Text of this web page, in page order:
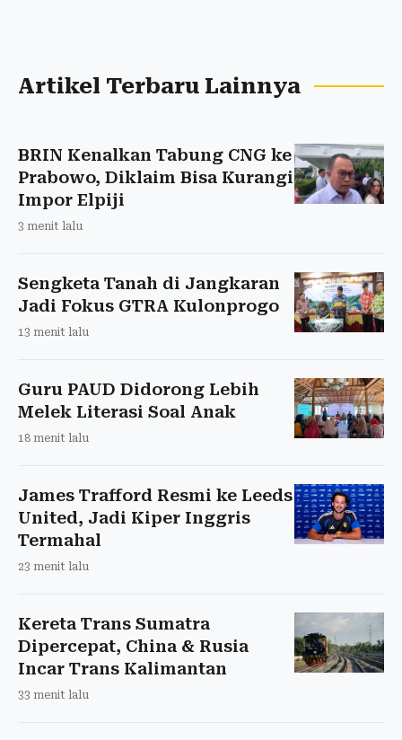
Artikel Terbaru Lainnya
BRIN Kenalkan Tabung CNG ke
Prabowo, Diklaim Bisa Kurangi
Impor Elpiji
3 menit lalu
Sengketa Tanah di Jangkaran
Jadi Fokus GTRA Kulonprogo
13 menit lalu
Guru PAUD Didorong Lebih
Melek Literasi Soal Anak
18 menit lalu
James Trafford Resmi ke Leeds
United, Jadi Kiper Inggris
Termahal
23 menit lalu
Kereta Trans Sumatra
Dipercepat, China & Rusia
Incar Trans Kalimantan
33 menit lalu